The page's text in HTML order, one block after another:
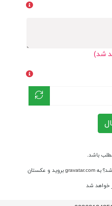
شد)
باشد.
به gravatar.com بروید و عکستان
خواهد شد